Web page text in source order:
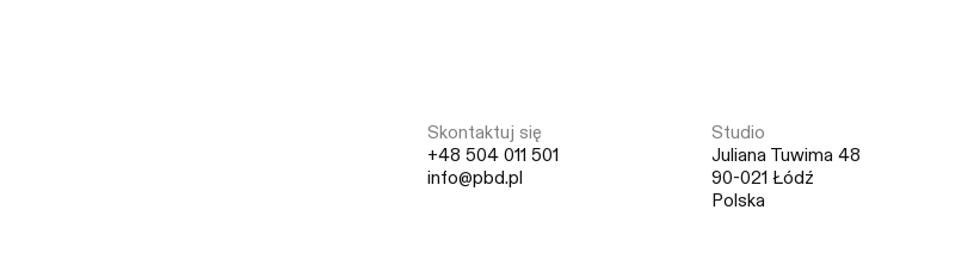
Skontaktuj się
+48 504 011 501
info@pbd.pl
Studio
Juliana Tuwima 48
90-021 Łódź
Polska